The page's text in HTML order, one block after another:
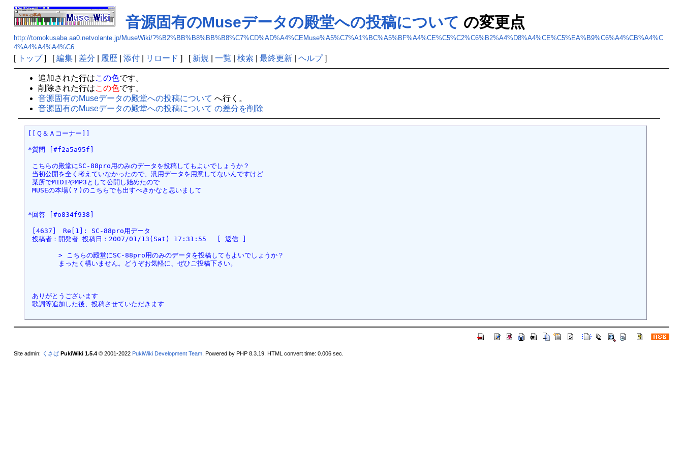
音源固有のMuseデータの殿堂への投稿について の変更点
http://tomokusaba.aa0.netvolante.jp/MuseWiki/?%B2%BB%B8%BB%B8%C7%CD%AD%A4%CEMuse%A5%C7%A1%BC%A5%BF%A4%CE%C5%C2%C6%B2%A4%D8%A4%CE%C5%EA%B9%C6%A4%CB%A4%C
4%A4%A4%A4%C6
[ トップ] [編集| 差分 履歴| 添付| リロード ] [ 新規 一覧 検索 最終更新| ヘルプ]
追加された行はこの色です。
削除された行はこの色です。
音源固有のMuseデータの殿堂への投稿について へ行く。
音源固有のMuseデータの殿堂への投稿について の差分を削除
[[Ｑ＆Ａコーナー]]
*質問 [#f2a5a95f]
こちらの殿堂にSC-88pro用のみのデータを投稿してもよいでしょうか？
当初公開を全く考えていなかったので、汎用データを用意してないんですけど
某所でMIDIやMP3として公開し始めたので
MUSEの本場(？)のこちらでも出すべきかなと思いまして
*回答 [#o834f938]
[4637]　Re[1]: SC-88pro用データ
投稿者：開発者 投稿日：2007/01/13(Sat) 17:31:55　 [ 返信 ]
> こちらの殿堂にSC-88pro用のみのデータを投稿してもよいでしょうか？
まったく構いません。どうぞお気軽に、ぜひご投稿下さい。
ありがとうございます
歌詞等追加した後、投稿させていただきます
Site admin: くさば PukiWiki 1.5.4© 2001-2022 PukiWiki Development Team. Powered by PHP 8.3.19. HTML convert time: 0.006 sec.